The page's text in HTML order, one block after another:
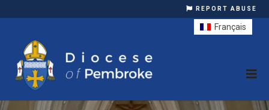
REPORT ABUSE
Français